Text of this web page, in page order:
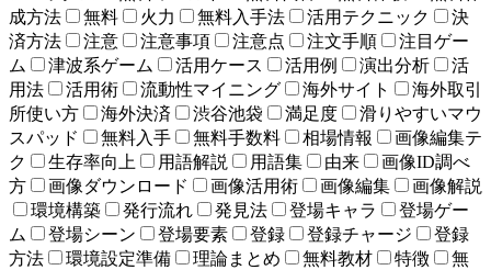
成方法
無料 火力 無料入手法 活用テクニック
決
済方法
注意 注意事項 注意点 注文手順
注目ゲー
ム
津波系ゲーム 活用ケース 活用例 演出分析
活
用法
活用術 流動性マイニング 海外サイト
海外取引
所使い方
海外決済 渋谷池袋 満足度
滑りやすいマウ
スパッド
無料入手 無料手数料 相場情報
画像編集テ
ク
生存率向上 用語解説 用語集 由来
画像ID調べ
方
画像ダウンロード 画像活用術 画像編集
画像解説
環境構築
発行流れ 発見法 登場キャラ
登場ゲー
ム
登場シーン 登場要素 登録 登録チャージ
登録
方法
環境設定準備 理論まとめ 無料教材 特徴
無